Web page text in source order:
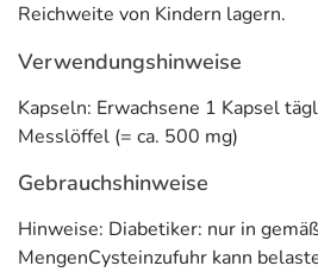
Reichweite von Kindern lagern.
Verwendungshinweise
Kapseln: Erwachsene 1 Kapsel
Messlöffel (= ca. 500 mg)
Gebrauchshinweise
Hinweise: Diabetiker: nur in
MengenCysteinzufuhr kann